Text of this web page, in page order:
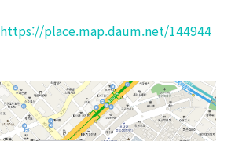
https://place.map.daum.net/144944